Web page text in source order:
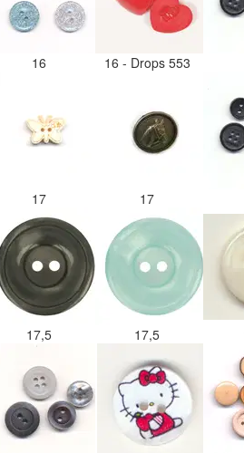
16 16 - Drops 553
17 17
17,5 17,5